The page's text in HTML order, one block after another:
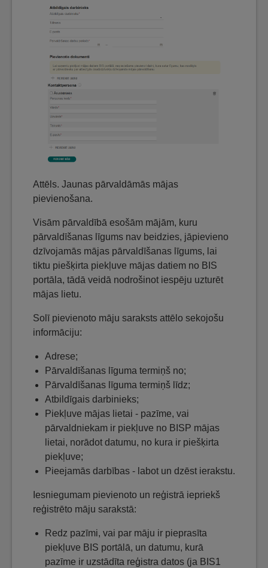
Attēls. Jaunas pārvaldāmās mājas
pievienošana.
Visām pārvaldībā esošām mājām, kuru
pārvaldīšanas līgums nav beidzies, jāpievieno
dzīvojamās mājas pārvaldīšanas līgums, lai
tiktu piešķirta piekļuve mājas datiem no BIS
portāla, tādā veidā nodrošinot iespēju uzturēt
mājas lietu.
Solī pievienoto māju saraksts attēlo sekojošu
informāciju:
Adrese;
Pārvaldīšanas līguma termiņš no;
Pārvaldīšanas līguma termiņš līdz;
Atbildīgais darbinieks;
Piekļuve mājas lietai - pazīme, vai
pārvaldniekam ir piekļuve no BISP mājas
lietai, norādot datumu, no kura ir piešķirta
piekļuve;
Pieejamās darbības - labot un dzēst ierakstu.
Iesniegumam pievienoto un reģistrā iepriekš
reģistrēto māju sarakstā:
Redz pazīmi, vai par māju ir pieprasīta
piekļuve BIS portālā, un datumu, kurā
pazīme ir uzstādīta reģistra datos (ja BIS1